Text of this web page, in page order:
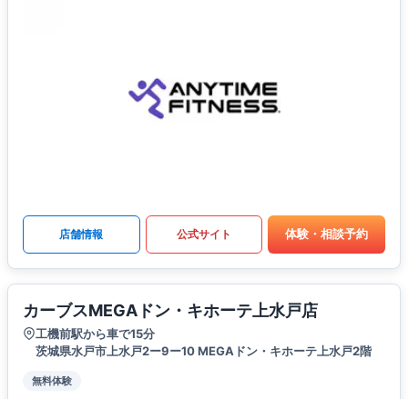
店舗情報 公式サイト 体験・相談予約
カーブスMEGAドン・キホーテ上水戸店
工機前駅から車で15分
茨城県水戸市上水戸2ー9ー10 MEGAドン・キホーテ上水戸2階
無料体験